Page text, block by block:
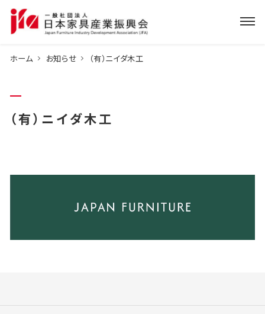
ホーム お知らせ （有）ニイダ木工
（有）ニイダ木工